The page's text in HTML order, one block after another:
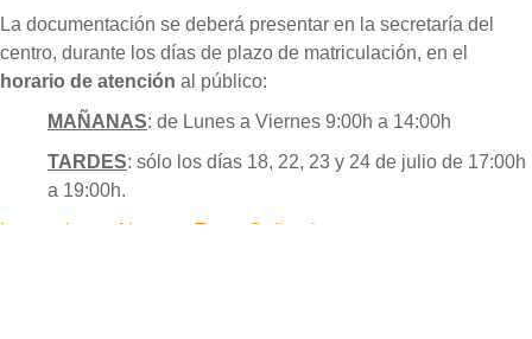
La documentación se deberá presentar en la secretaría del
centro, durante los días de plazo de matriculación, en el
horario de atención al público:
MAÑANAS: de Lunes a Viernes 9:00h a 14:00h
TARDES: sólo los días 18, 22, 23 y 24 de julio de 17:00h
a 19:00h.
Instrucciones Alumnos Turno Ordinario